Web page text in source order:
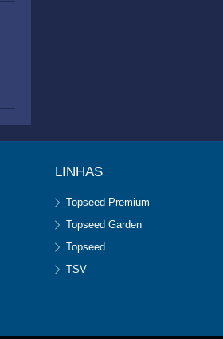
LINHAS
Topseed Premium
Topseed Garden
Topseed
TSV